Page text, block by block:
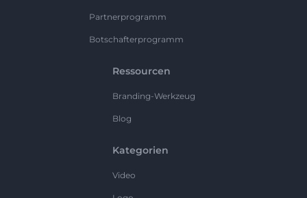
Partnerprogramm
Botschafterprogramm
Ressourcen
Branding-Werkzeug
Blog
Kategorien
Video